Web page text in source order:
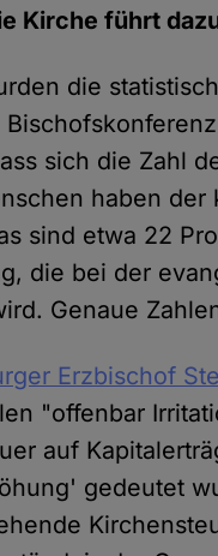
Kirche führt
die
sich die Zahl
haben
sind etwa 22
die bei der
Genaue
Erzbischof
"offenbar
auf
gedeutet